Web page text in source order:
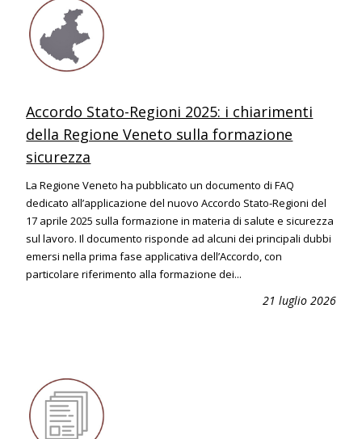
Accordo Stato-Regioni 2025: i chiarimenti
della Regione Veneto sulla formazione
sicurezza
La Regione Veneto ha pubblicato un documento di FAQ
dedicato all’applicazione del nuovo Accordo Stato-Regioni del
17 aprile 2025 sulla formazione in materia di salute e sicurezza
sul lavoro. Il documento risponde ad alcuni dei principali dubbi
emersi nella prima fase applicativa dell’Accordo, con
particolare riferimento alla formazione dei...
21 luglio 2026